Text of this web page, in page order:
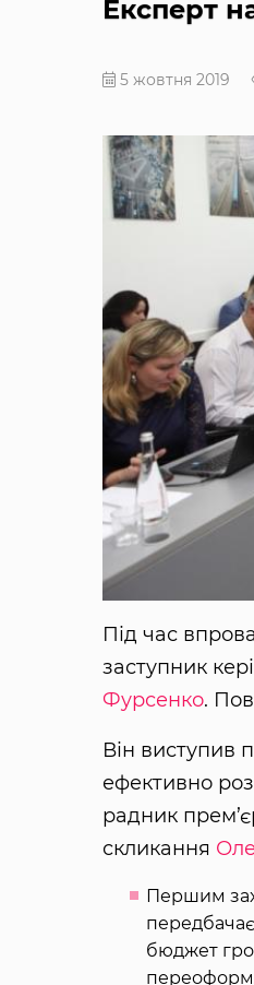
Експерт
5 жовтня 2019
Під час
заступник
Фурсенко.
Він виступив
ефективно
радник
скликання
Першим
бюджет